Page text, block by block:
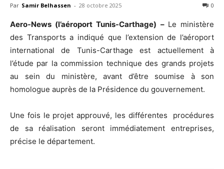
Par Samir Belhassen - 28 octobre 2025 0
Aero-News (l’aéroport Tunis-Carthage) – Le ministère
des Transports a indiqué que l’extension de l’aéroport
international de Tunis-Carthage est actuellement à
l’étude par la commission technique des grands projets
au sein du ministère, avant d’être soumise à son
homologue auprès de la Présidence du gouvernement.
Une fois le projet approuvé, les différentes procédures
de sa réalisation seront immédiatement entreprises,
précise le département.